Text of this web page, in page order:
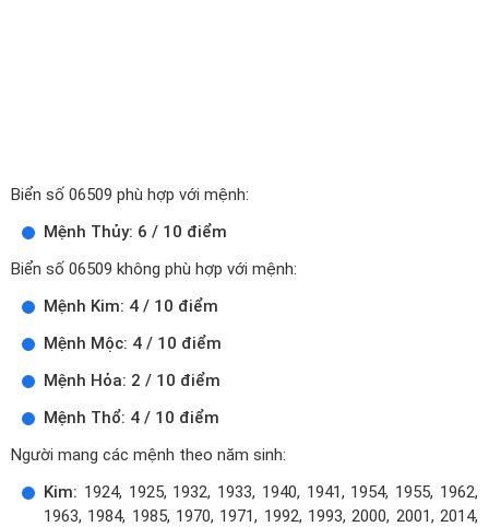
Biển số 06509 phù hợp với mệnh:
Mệnh Thủy: 6 / 10 điểm
Biển số 06509 không phù hợp với mệnh:
Mệnh Kim: 4 / 10 điểm
Mệnh Mộc: 4 / 10 điểm
Mệnh Hỏa: 2 / 10 điểm
Mệnh Thổ: 4 / 10 điểm
Người mang các mệnh theo năm sinh:
Kim: 1924, 1925, 1932, 1933, 1940, 1941, 1954, 1955, 1962,
1963, 1984, 1985, 1970, 1971, 1992, 1993, 2000, 2001, 2014,